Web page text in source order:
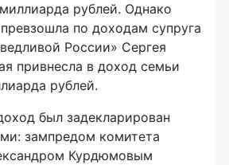
рублей. Однако
по доходам супруга
России» Сергея
привнесла в доход семьи
рублей.
был задекларирован
зампредом комитета
Курдюмовым